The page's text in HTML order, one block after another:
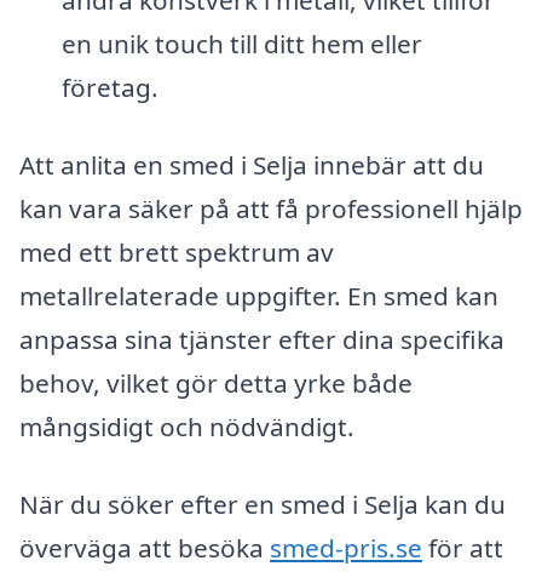
en unik touch till ditt hem eller
företag.
Att anlita en smed i Selja innebär att du
kan vara säker på att få professionell hjälp
med ett brett spektrum av
metallrelaterade uppgifter. En smed kan
anpassa sina tjänster efter dina specifika
behov, vilket gör detta yrke både
mångsidigt och nödvändigt.
När du söker efter en smed i Selja kan du
överväga att besöka smed-pris.se för att